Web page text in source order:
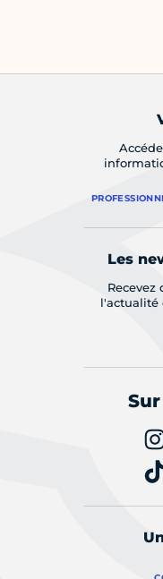
Les
l'actualité